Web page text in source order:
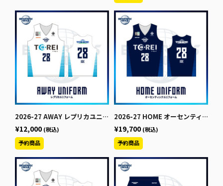
2026-27 AWAY レプリカユニフォーム
¥12,000 (税込)
2026-27 HOME オーセンティックユニフォーム【上】
¥19,700 (税込)